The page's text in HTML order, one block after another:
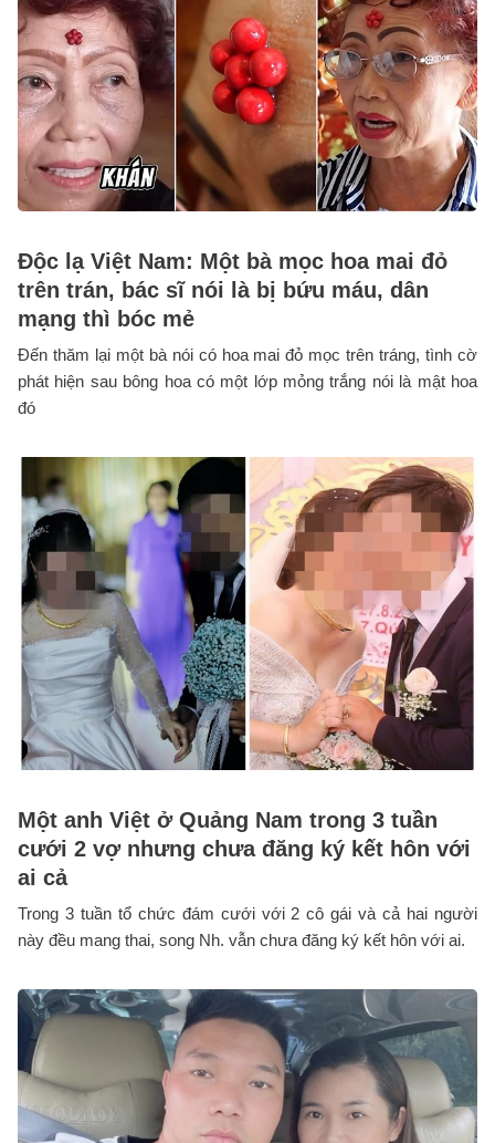
Độc lạ Việt Nam: Một bà mọc hoa mai đỏ
trên trán, bác sĩ nói là bị bứu máu, dân
mạng thì bóc mẻ
Đến thăm lại một bà nói có hoa mai đỏ mọc trên tráng, tình cờ
phát hiện sau bông hoa có một lớp mỏng trắng nói là mật hoa
đó
Một anh Việt ở Quảng Nam trong 3 tuần
cưới 2 vợ nhưng chưa đăng ký kết hôn với
ai cả
Trong 3 tuần tổ chức đám cưới với 2 cô gái và cả hai người
này đều mang thai, song Nh. vẫn chưa đăng ký kết hôn với ai.